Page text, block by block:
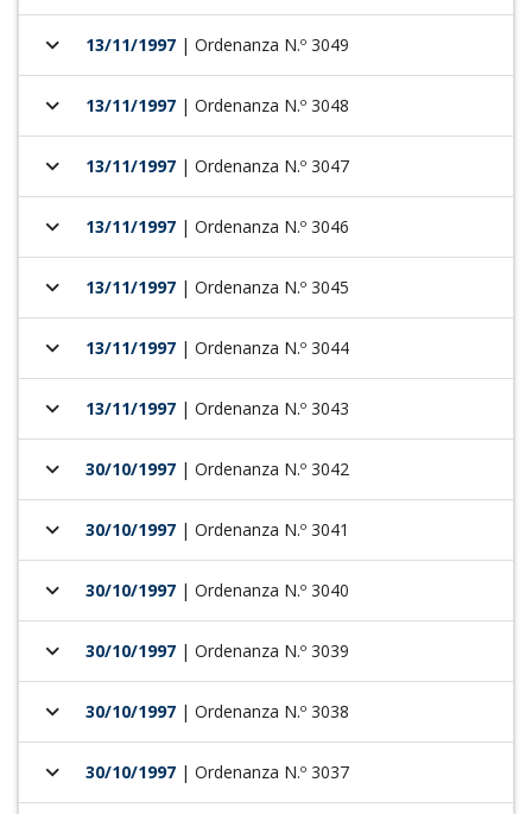
keyboard_arrow_down 13/11/1997 | Ordenanza N.º 3049
keyboard_arrow_down 13/11/1997 | Ordenanza N.º 3048
keyboard_arrow_down 13/11/1997 | Ordenanza N.º 3047
keyboard_arrow_down 13/11/1997 | Ordenanza N.º 3046
keyboard_arrow_down 13/11/1997 | Ordenanza N.º 3045
keyboard_arrow_down 13/11/1997 | Ordenanza N.º 3044
keyboard_arrow_down 13/11/1997 | Ordenanza N.º 3043
keyboard_arrow_down 30/10/1997 | Ordenanza N.º 3042
keyboard_arrow_down 30/10/1997 | Ordenanza N.º 3041
keyboard_arrow_down 30/10/1997 | Ordenanza N.º 3040
keyboard_arrow_down 30/10/1997 | Ordenanza N.º 3039
keyboard_arrow_down 30/10/1997 | Ordenanza N.º 3038
keyboard_arrow_down 30/10/1997 | Ordenanza N.º 3037